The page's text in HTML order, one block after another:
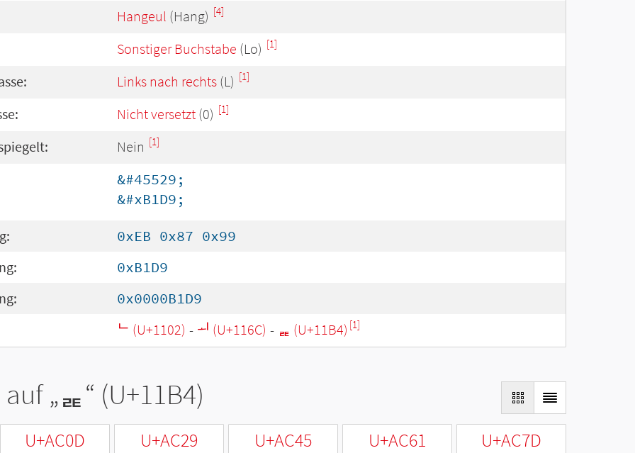
Hangeul (Hang) [4]
Sonstiger Buchstabe (Lo) [1]
Links nach rechts (L) [1]
Nicht versetzt (0) [1]
Nein [1]
&#45529;
&#xB1D9;
0xEB 0x87 0x99
0xB1D9
0x0000B1D9
ᄂ (U+1102) - ᅬ (U+116C) - ᆴ (U+11B4) [1]
„ᆴ“ (U+11B4)
U+AC0D U+AC29 U+AC45 U+AC61 U+AC7D